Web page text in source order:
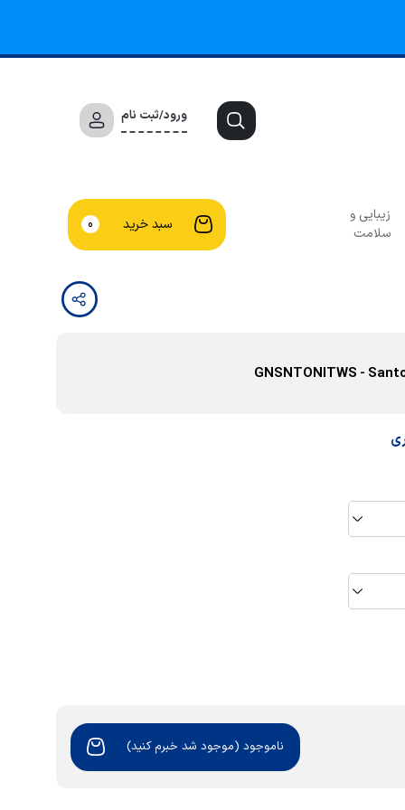
ورود/ثبت نام
زیبایی و
سلامت
سبد خرید 0
ناموجود (موجود شد خبرم کنید)